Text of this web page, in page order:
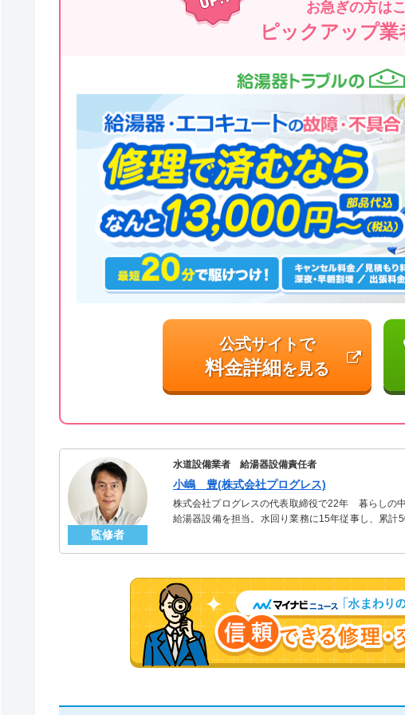
お急ぎの方は
ピックアップ業
公式サイトで
料金詳細を見る
監修者
水道設備業者 給湯器設備責任者
小嶋 豊(株式会社プログレス)
株式会社プログレスの代表取締役で22年 暮らしの
給湯器設備を担当。水回り業務に15年従事し、累